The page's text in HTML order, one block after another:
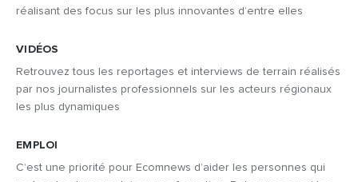
réalisant des focus sur les plus innovantes d’entre elles
VIDÉOS
Retrouvez tous les reportages et interviews de terrain réalisés
par nos journalistes professionnels sur les acteurs régionaux
les plus dynamiques
EMPLOI
C’est une priorité pour Ecomnews d’aider les personnes qui